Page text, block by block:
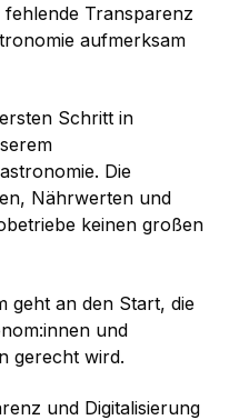
Transparenz
aufmerksam
Schritt in
Die
Nährwerten und
keinen großen
geht an den Start, die
und
gerecht wird.
und Digitalisierung